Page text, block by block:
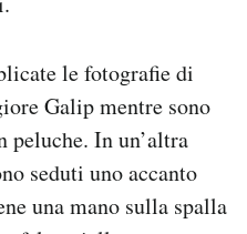
le fotografie di
Galip mentre sono
peluche. In un’altra
seduti uno accanto
una mano sulla spalla